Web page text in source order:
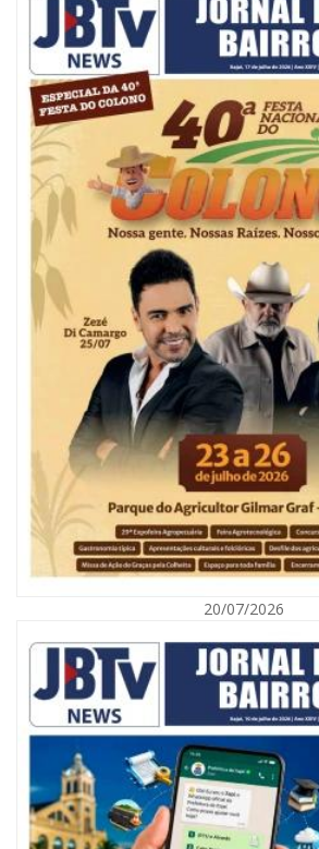
06/08/2026 | 10:04
Ação oferece testes rápidos para HIV, sífilis e
sexta-feira (7)
GERAL
20/07/2026